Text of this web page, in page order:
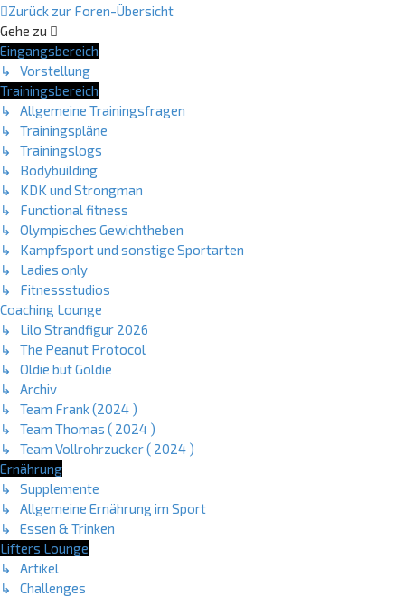
Zurück zur Foren-Übersicht
Gehe zu
Eingangsbereich
↳ Vorstellung
Trainingsbereich
↳ Allgemeine Trainingsfragen
↳ Trainingspläne
↳ Trainingslogs
↳ Bodybuilding
↳ KDK und Strongman
↳ Functional fitness
↳ Olympisches Gewichtheben
↳ Kampfsport und sonstige Sportarten
↳ Ladies only
↳ Fitnessstudios
Coaching Lounge
↳ Lilo Strandfigur 2026
↳ The Peanut Protocol
↳ Oldie but Goldie
↳ Archiv
↳ Team Frank (2024 )
↳ Team Thomas ( 2024 )
↳ Team Vollrohrzucker ( 2024 )
Ernährung
↳ Supplemente
↳ Allgemeine Ernährung im Sport
↳ Essen & Trinken
Lifters Lounge
↳ Artikel
↳ Challenges